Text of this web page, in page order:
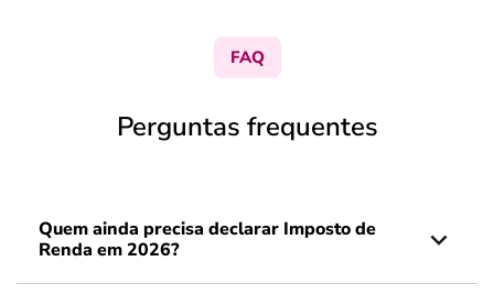
FAQ
Perguntas frequentes
Quem ainda precisa declarar Imposto de
Renda em 2026?